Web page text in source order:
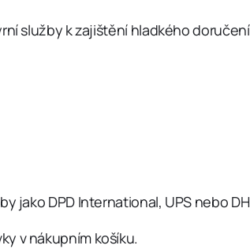
služby k zajištění hladkého
DPD International, UPS nebo
v nákupním košíku.